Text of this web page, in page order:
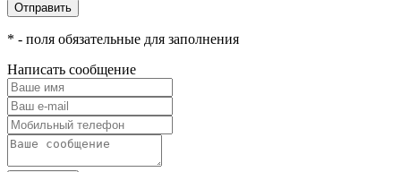
Отправить
* - поля обязательные для заполнения
Написать сообщение